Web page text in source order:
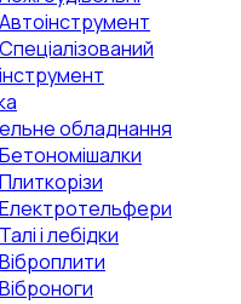
Автоінструмент
Спеціалізований
інструмент
обладнання
Бетономішалки
Плиткорізи
Електротельфери
Талі і лебідки
Віброплити
Віброноги